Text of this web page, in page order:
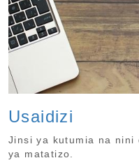
Usaidizi
Jinsi ya kutumia na nini
ya matatizo.